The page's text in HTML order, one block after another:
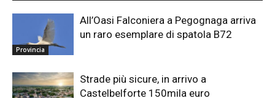
Provincia
All’Oasi Falconiera a Pegognaga arriva
un raro esemplare di spatola B72
Strade più sicure, in arrivo a
Castelbelforte 150mila euro